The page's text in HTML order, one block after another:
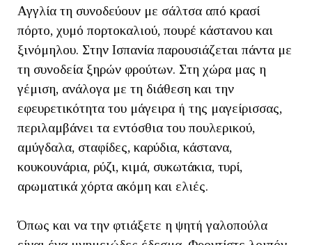
Αγγλία τη συνοδεύουν με σάλτσα από κρασί
πόρτο, χυμό πορτοκαλιού, πουρέ κάστανου και
ξινόμηλου. Στην Ισπανία παρουσιάζεται πάντα με
τη συνοδεία ξηρών φρούτων. Στη χώρα μας η
γέμιση, ανάλογα με τη διάθεση και την
εφευρετικότητα του μάγειρα ή της μαγείρισσας,
περιλαμβάνει τα εντόσθια του πουλερικού,
αμύγδαλα, σταφίδες, καρύδια, κάστανα,
κουκουνάρια, ρύζι, κιμά, συκωτάκια, τυρί,
αρωματικά χόρτα ακόμη και ελιές.
Όπως και να την φτιάξετε η ψητή γαλοπούλα